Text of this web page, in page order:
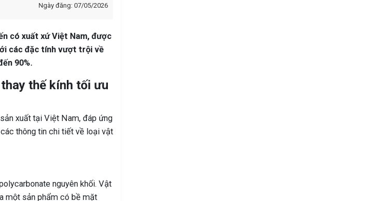
Ngày đăng: 07/05/2026
có xuất xứ Việt Nam, được
các đặc tính vượt trội về
90%.
thế kính tối ưu
xuất tại Việt Nam, đáp ứng
thông tin chi tiết về loại vật
nguyên khối. Vật
một sản phẩm có bề mặt